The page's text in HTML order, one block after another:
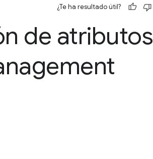
¿Te ha resultado útil?
de atributos